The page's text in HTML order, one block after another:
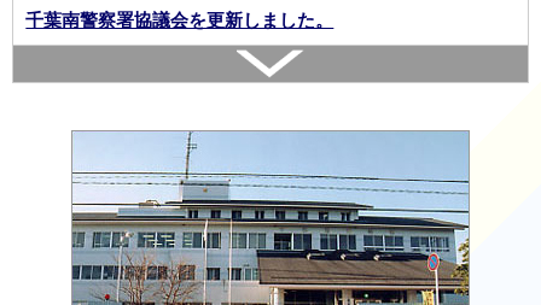
千葉南警察署協議会を更新しました。